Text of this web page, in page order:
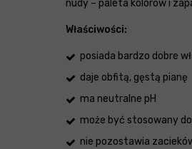
nudy – paleta kolorów i
Właściwości:
posiada bardzo dobre
daje obfitą, gęstą pianę
ma neutralne pH
może być stosowany
nie pozostawia